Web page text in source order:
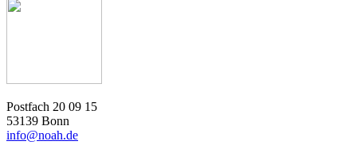
Postfach 20 09 15
53139 Bonn
info@noah.de